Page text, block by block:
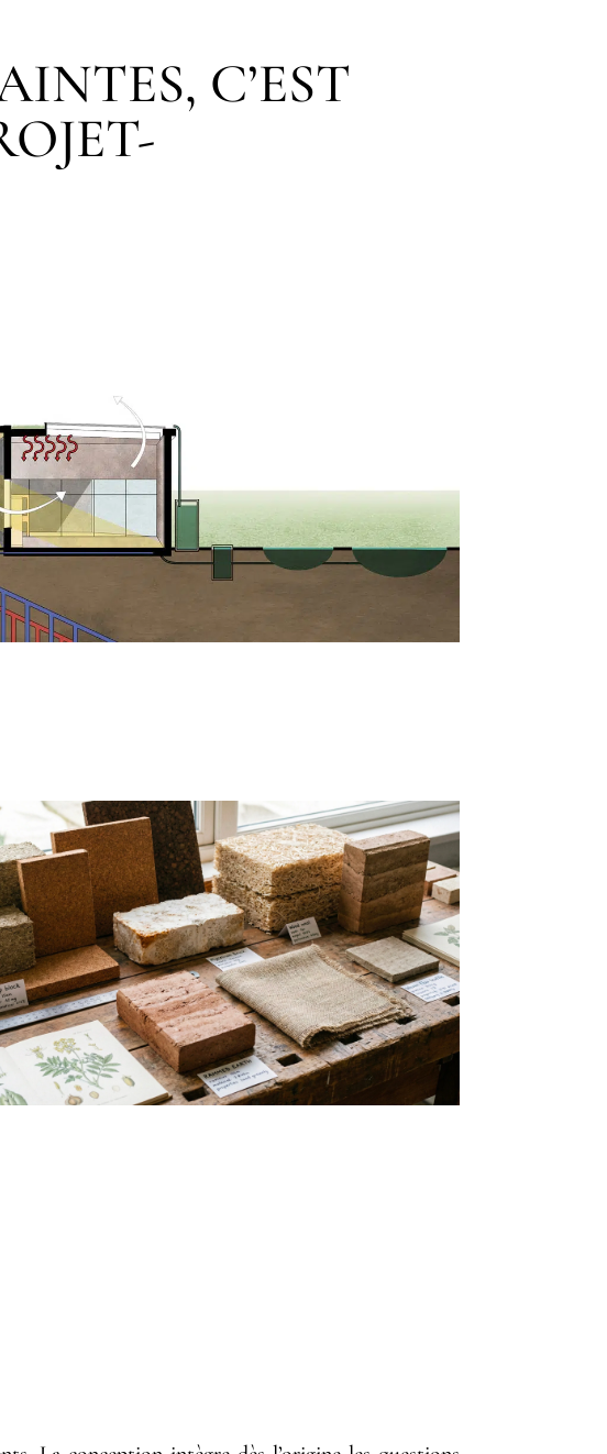
C’EST